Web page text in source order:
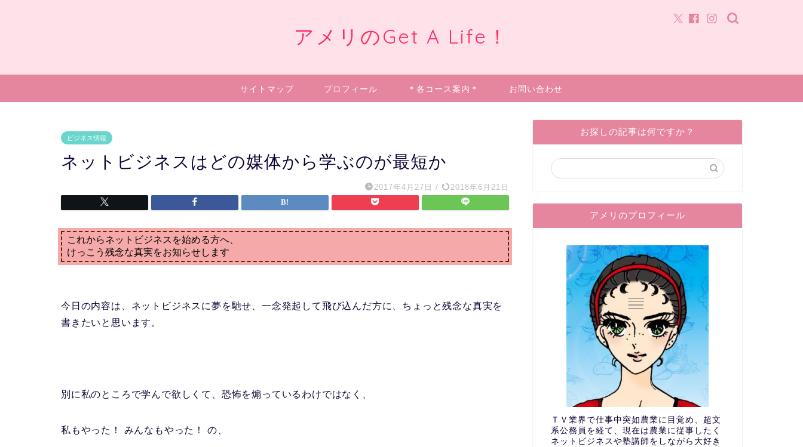
アメリのGet A Life！
サイトマップ プロフィール ＊各コース案内＊ お問い合わせ
ビジネス情報
ネットビジネスはどの媒体から学ぶのが最短か
2017年4月27日 / 2018年6月21日
これからネットビジネスを始める方へ、
けっこう残念な真実をお知らせします
今日の内容は、ネットビジネスに夢を馳せ、一念発起して飛び込んだ方に、ちょっと残念な真実を
書きたいと思います。
別に私のところで学んで欲しくて、恐怖を煽っているわけではなく、
私もやった！ みんなもやった！ の、
お探しの記事は何ですか？
アメリのプロフィール
ＴＶ業界で仕事中突如農業に目覚め、超文
系公務員を経て、現在は農業に従事したく
ネットビジネスや塾講師をしながら大好き